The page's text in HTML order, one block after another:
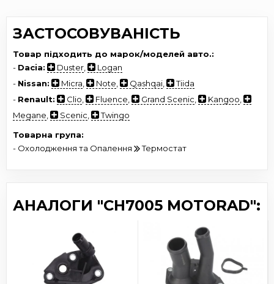
ЗАСТОСОВУВАНІСТЬ
Товар підходить до марок/моделей авто.:
- Dacia: Duster
Logan
- Nissan: Micra Note Qashqai
Tiida
- Renault: Clio Fluence Grand Scenic Kangoo
Megane
Scenic
Twingo
Товарна група:
- Охолодження та Опалення
Термостат
АНАЛОГИ "CH7005 MOTORAD":